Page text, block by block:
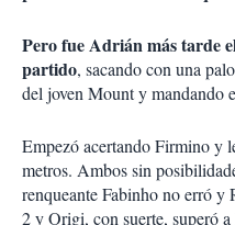
Pero fue Adrián más tarde
partido, sacando con una
del joven Mount y mandando
Empezó acertando Firmino y
metros. Ambos sin
renqueante Fabinho no erró y
2 y Origi, con suerte, superó